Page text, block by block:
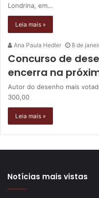
Londrina, em…
Leia mais »
Ana Paula Hedler 8 de
Concurso de
encerra na
Autor do desenho mais
300,00
Leia mais »
Notícias mais vistas